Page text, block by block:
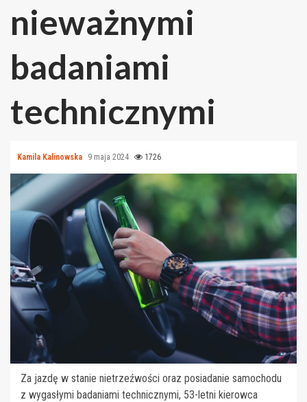
nieważnymi
badaniami
technicznymi
Kamila Kalinowska 9 maja 2024 1726
Za jazdę w stanie nietrzeźwości oraz posiadanie samochodu
z wygasłymi badaniami technicznymi, 53-letni kierowca